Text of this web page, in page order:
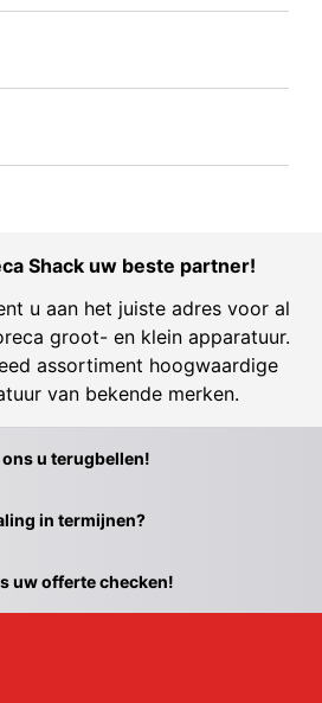
Shack uw beste partner!
u aan het juiste adres voor al
groot- en klein apparatuur.
assortiment hoogwaardige
van bekende merken.
ons u terugbellen!
in termijnen?
uw offerte checken!